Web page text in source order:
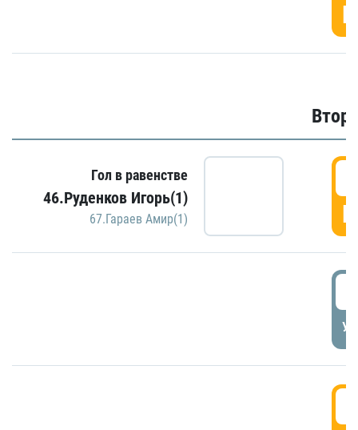
Гол в равенстве
46.Руденков Игорь(1)
67.Гараев Амир(1)